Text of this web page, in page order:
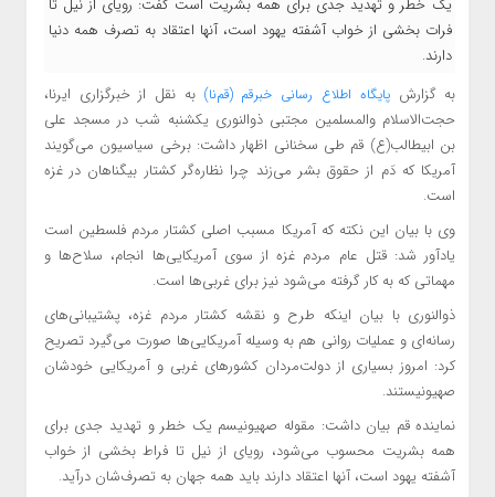
یک خطر و تهدید جدی برای همه بشریت است گفت: رویای از نیل تا
فرات بخشی از خواب آشفته یهود است، آنها اعتقاد به تصرف همه دنیا
دارند.
به گزارشپایگاه اطلاع رسانی خبرقم (قم‌نا) به نقل از خبرگزاری ایرنا،
حجت‌الاسلام والمسلمین مجتبی ذوالنوری یکشنبه شب در مسجد علی
بن ابیطالب‌(ع) قم طی سخنانی اظهار داشت: برخی سیاسیون می‌گویند
آمریکا که دَم از حقوق بشر می‌زند چرا نظاره‌گر کشتار بیگناهان در غزه
است.
وی با بیان این نکته که آمریکا مسبب اصلی کشتار مردم فلسطین است
یادآور شد: قتل عام مردم غزه از سوی آمریکایی‌ها انجام، سلاح‌ها و
مهماتی که به کار گرفته می‌شود نیز برای غربی‌ها است.
ذوالنوری با بیان اینکه طرح و نقشه کشتار مردم غزه، پشتیبانی‌های
رسانه‌ای و عملیات روانی هم به وسیله آمریکایی‌ها صورت می‌گیرد تصریح
کرد: امروز بسیاری از دولت‌مردان کشورهای غربی و آمریکایی خودشان
صهیونیستند.
نماینده قم بیان داشت: مقوله صهیونیسم یک خطر و تهدید جدی برای
همه بشریت محسوب می‌شود، رویای از نیل تا فراط بخشی از خواب
آشفته یهود است، آنها اعتقاد دارند باید همه جهان به تصرف‌شان درآید.